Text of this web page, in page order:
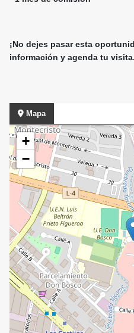
¡No dejes pasar esta
información y agenda tu visita.
Mapa
+
−